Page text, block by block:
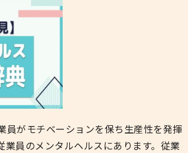
がモチベーションを保ち生産性を発揮
員のメンタルヘルスにあります。従業